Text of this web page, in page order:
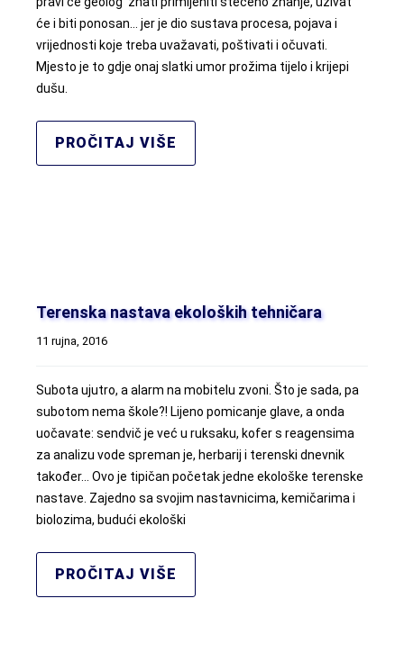
će i biti ponosan… jer je dio sustava procesa, pojava i
vrijednosti koje treba uvažavati, poštivati i očuvati.
Mjesto je to gdje onaj slatki umor prožima tijelo i krijepi
dušu.
PROČITAJ VIŠE
Terenska nastava ekoloških tehničara
11 rujna, 2016
Subota ujutro, a alarm na mobitelu zvoni. Što je sada, pa
subotom nema škole?! Lijeno pomicanje glave, a onda
uočavate: sendvič je već u ruksaku, kofer s reagensima
za analizu vode spreman je, herbarij i terenski dnevnik
također… Ovo je tipičan početak jedne ekološke terenske
nastave. Zajedno sa svojim nastavnicima, kemičarima i
biolozima, budući ekološki
PROČITAJ VIŠE